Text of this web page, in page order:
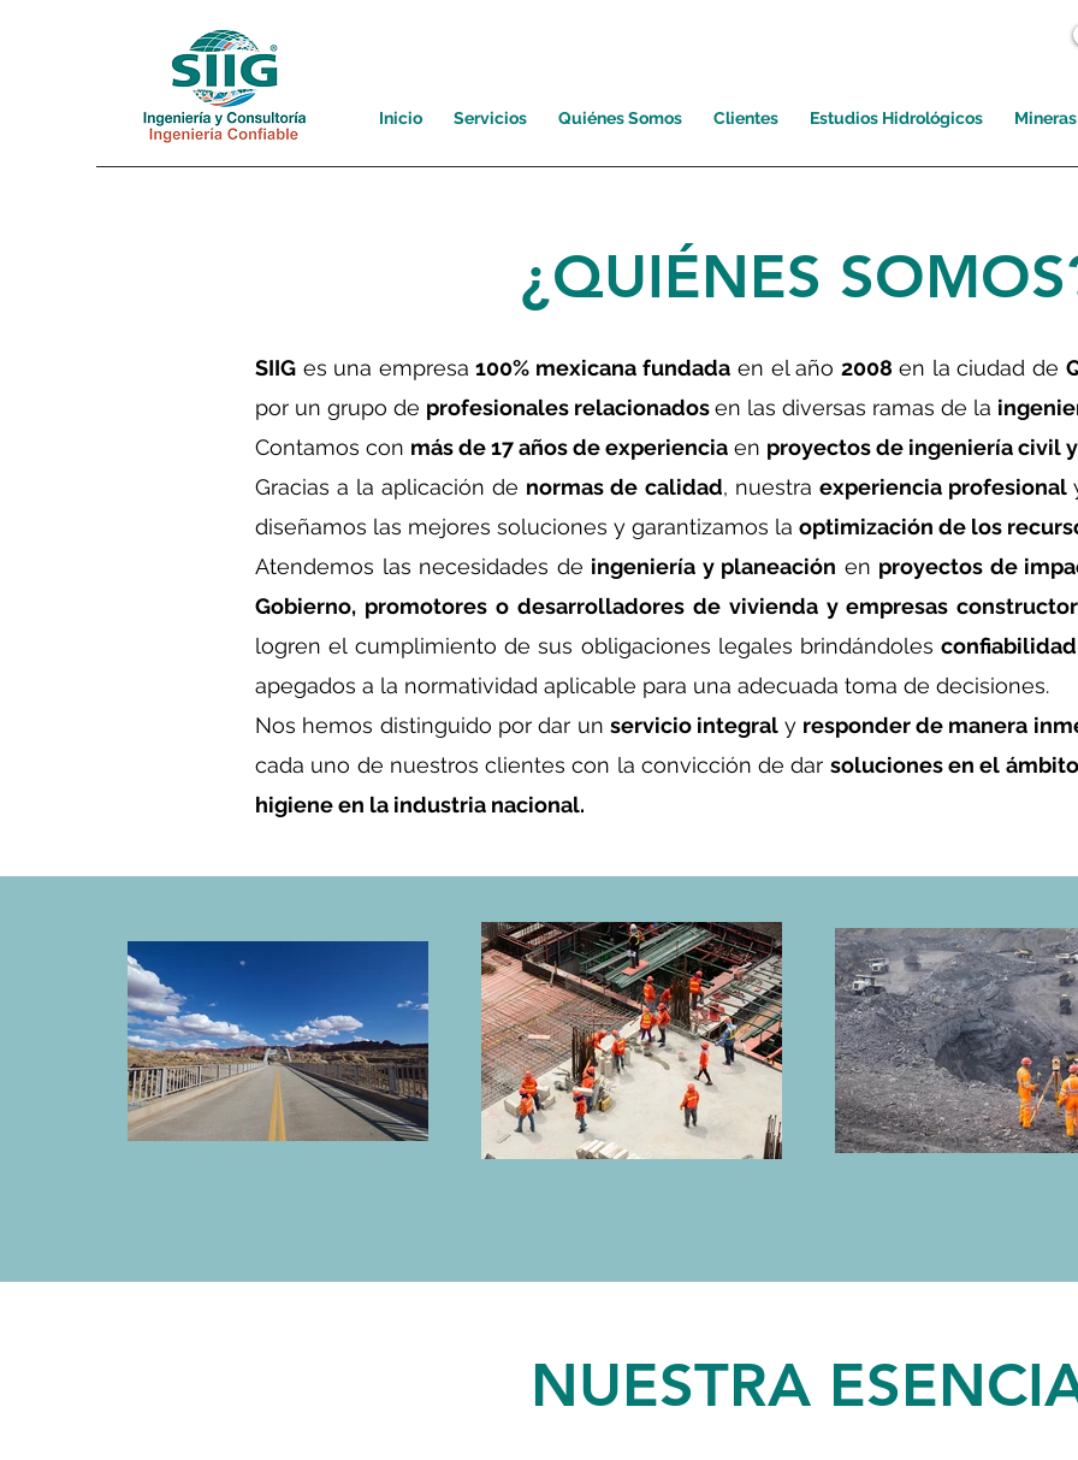
Inicio Servicios Quiénes Somos Clientes Estudios Hidrológicos Mineras
¿QUIÉNES
SIIG es una empresa 100% mexicana fundada en el año2008 en la ciudad de
por un grupo de profesionales relacionadosen las diversas ramas de la
Contamos con más de 17 años de experiencia en proyectos de ingeniería civil
Gracias a la aplicación de normas de calidad, nuestra experiencia profesional
diseñamos las mejores soluciones y garantizamos la optimización de los
Atendemos las necesidades de ingeniería y planeación en proyectos de
Gobierno, promotores o desarrolladores de vivienda y empresas
logren el cumplimiento de sus obligaciones legales brindándoles
apegados a la normatividad aplicable para una adecuada toma de decisiones.
Nos hemos distinguido por dar un servicio integral y responder de manera
cada uno de nuestros clientes con la convicción de dar soluciones en el
higiene en la industria nacional.
NUESTRA